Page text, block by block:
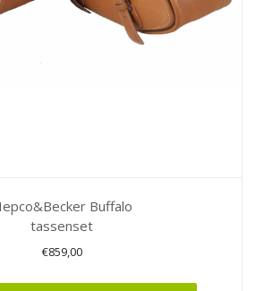
Buffalo
tassenset
€859,00